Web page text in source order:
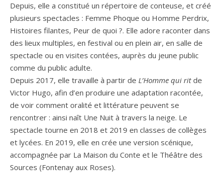
Depuis, elle a constitué un répertoire de conteuse, et créé
plusieurs spectacles : Femme Phoque ou Homme Perdrix,
Histoires filantes, Peur de quoi ?. Elle adore raconter dans
des lieux multiples, en festival ou en plein air, en salle de
spectacle ou en visites contées, auprès du jeune public
comme du public adulte.
Depuis 2017, elle travaille à partir de L’Homme qui ritde
Victor Hugo, afin d’en produire une adaptation racontée,
de voir comment oralité et littérature peuvent se
rencontrer : ainsi naît Une Nuit à travers la neige. Le
spectacle tourne en 2018 et 2019 en classes de collèges
et lycées. En 2019, elle en crée une version scénique,
accompagnée par La Maison du Conte et le Théâtre des
Sources (Fontenay aux Roses).